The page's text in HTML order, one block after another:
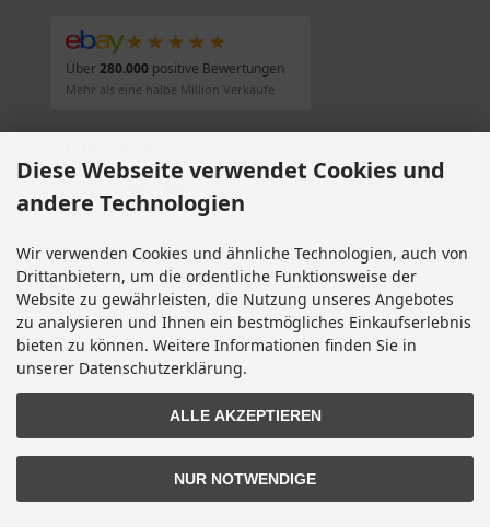
★★★★★
Über280.000positive Bewertungen
Mehr als eine halbe Million Verkäufe
Alle Preise inkl. gesetzl. MwSt. zzgl. Versandkosten . Die durchgestrichenen Preise
entsprechen dem bisherigen Preis bei Motorradteile & Motorrad Ersatzteile.
Motorradteile & Motorrad Ersatzteile © 2026 | Template © 2009-2026 by modified
eCommerce Shopsoftware
modified eCommerce Shopsoftware © 2009-2026
Diese Webseite verwendet Cookies und
andere Technologien
Wir verwenden Cookies und ähnliche Technologien, auch von
Drittanbietern, um die ordentliche Funktionsweise der
Website zu gewährleisten, die Nutzung unseres Angebotes
zu analysieren und Ihnen ein bestmögliches Einkaufserlebnis
bieten zu können. Weitere Informationen finden Sie in
unserer Datenschutzerklärung.
ALLE AKZEPTIEREN
NUR NOTWENDIGE